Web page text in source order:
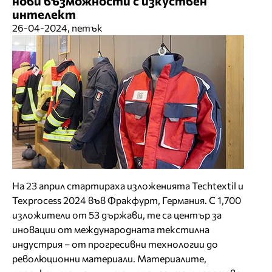
интелект
26-04-2024, петък
На 23 април стартираха изложенията Techtextil и
Texprocess 2024 във Фракфурт, Германия. С 1,700
изложители от 53 държави, те са център за
иновации от международната текстилна
индустрия – от прогресивни технологии до
революционни материали. Материалите,